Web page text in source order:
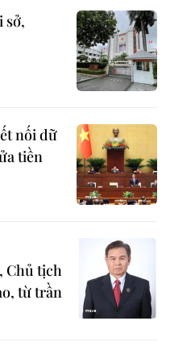
sở,
nối dữ
tiền
Chủ tịch
từ trần